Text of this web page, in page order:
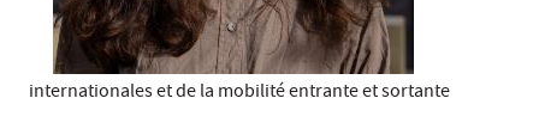
internationales et de la mobilité entrante et sortante